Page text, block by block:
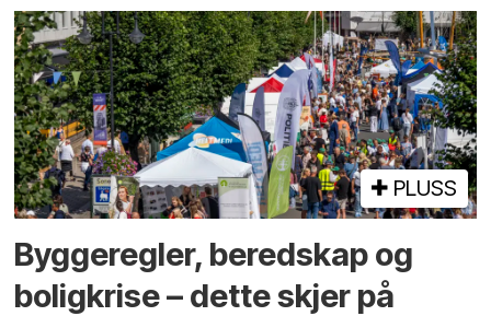
PLUSS
Bygge­regler, beredskap og
bolig­krise – dette skjer på